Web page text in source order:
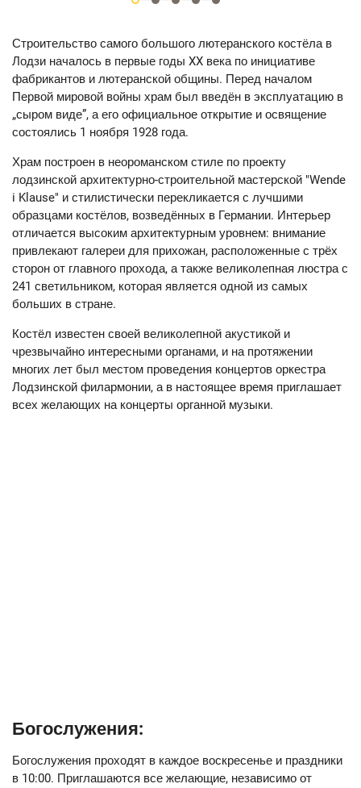
Строительство самого большого лютеранского костёла в
Лодзи началось в первые годы XX века по инициативе
фабрикантов и лютеранской общины. Перед началом
Первой мировой войны храм был введён в эксплуатацию в
„сыром виде”, а его официальное открытие и освящение
состоялись 1 ноября 1928 года.
Храм построен в неороманском стиле по проекту
лодзинской архитектурно-строительной мастерской "Wende
i Klause" и стилистически перекликается с лучшими
образцами костёлов, возведённых в Германии. Интерьер
отличается высоким архитектурным уровнем: внимание
привлекают галереи для прихожан, расположенные с трёх
сторон от главного прохода, а также великолепная люстра с
241 светильником, которая является одной из самых
больших в стране.
Костёл известен своей великолепной акустикой и
чрезвычайно интересными органами, и на протяжении
многих лет был местом проведения концертов оркестра
Лодзинской филармонии, а в настоящее время приглашает
всех желающих на концерты органной музыки.
Богослужения:
Богослужения проходят в каждое воскресенье и праздники
в 10:00. Приглашаются все желающие, независимо от